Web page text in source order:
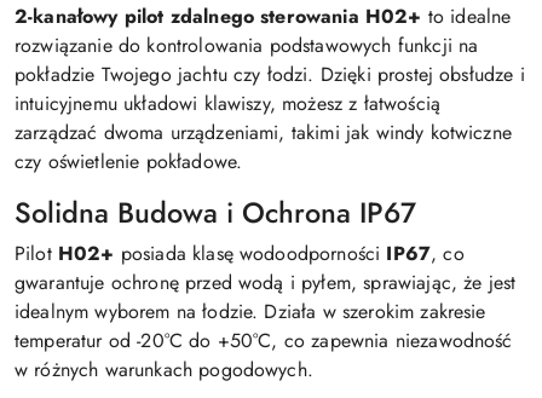
2-kanałowy pilot zdalnego sterowania H02+ to idealne
rozwiązanie do kontrolowania podstawowych funkcji na
pokładzie Twojego jachtu czy łodzi. Dzięki prostej obsłudze i
intuicyjnemu układowi klawiszy, możesz z łatwością
zarządzać dwoma urządzeniami, takimi jak windy kotwiczne
czy oświetlenie pokładowe.
Solidna Budowa i Ochrona IP67
Pilot H02+ posiada klasę wodoodporności IP67, co
gwarantuje ochronę przed wodą i pyłem, sprawiając, że jest
idealnym wyborem na łodzie. Działa w szerokim zakresie
temperatur od -20°C do +50°C, co zapewnia niezawodność
w różnych warunkach pogodowych.